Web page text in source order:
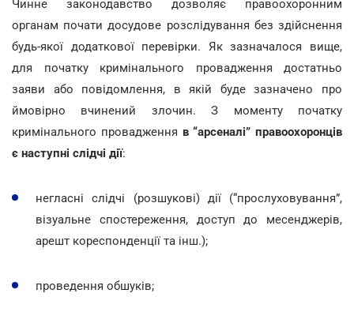
Чинне законодавство дозволяє правоохоронним
органам почати досудове розслідування без здійснення
будь-якої додаткової перевірки. Як зазначалося вище,
для початку кримінального провадження достатньо
заяви або повідомлення, в якій буде зазначено про
ймовірно вчинений злочин. З моменту початку
кримінального провадження в “арсеналі” правоохоронців
є наступні слідчі дії:
негласні слідчі (розшукові) дії (“прослуховування”,
візуальне спостереження, доступ до месенджерів,
арешт кореспонденції та інш.);
проведення обшуків;